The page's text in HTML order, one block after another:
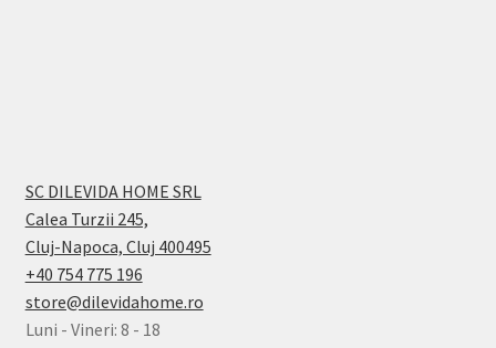
SC DILEVIDA HOME SRL
Calea Turzii 245,
Cluj-Napoca, Cluj 400495
+40 754 775 196
store@dilevidahome.ro
Luni - Vineri: 8 - 18